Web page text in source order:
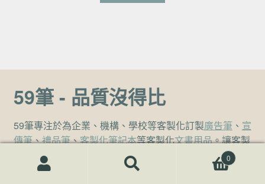
59筆 - 品質沒得比
59筆專注於為企業、機構、學校等客製化訂製廣告筆、 宣
傳筆、禮品筆、客製化筆記本等客製化文書用品。讓客製
化禮品筆增加您的品牌知名度。想了解更多
客製化禮品
贈品、 股東會紀念品
、尾牙禮品，隨時可與我
搜尋關鍵字:
0